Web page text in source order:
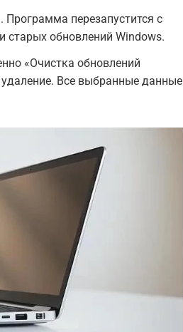
перезапустится с
старых обновлений Windows.
«Очистка обновлений
Все выбранные данные